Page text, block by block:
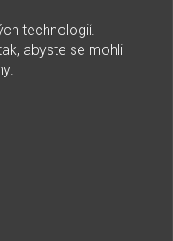
technologií.
abyste se mohli